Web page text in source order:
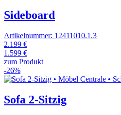
Sideboard
Artikelnummer: 12411010.1.3
2.199 €
1.599 €
zum Produkt
-26%
Sofa 2-Sitzig